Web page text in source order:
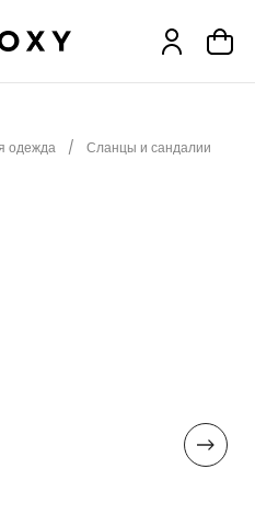
одежда
Сланцы и сандалии